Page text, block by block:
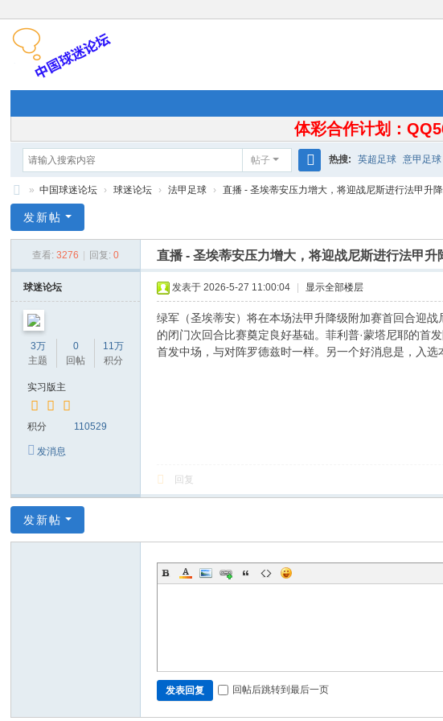
体彩合作计划：
帖子
搜
热搜: 英超足球 意甲足球
国
迷
论
坛
» 中国球迷论坛 › 球迷论坛 › 法甲足球 › 直播 - 圣埃蒂安压力增大，将迎战尼斯进行法甲升
发新帖
查看: 3276 回复: 0 直播 - 圣埃蒂安压力增大，将迎战尼斯进行法甲
球迷论坛
3万
主题
0
回帖
11万
积分
实习版主
积分 110529
发消息
发表于 2026-5-27 11:00:04 显示全部楼层
绿军（圣埃蒂安）将在本场法甲升降级附加赛首回合迎
的闭门次回合比赛奠定良好基础。菲利普·蒙塔尼耶的首
首发中场，与对阵罗德兹时一样。另一个好消息是，入
回复
发新帖
发表回复 回帖后跳转到最后一页